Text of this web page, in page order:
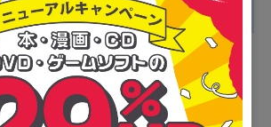
ため自宅から出ずに利用できる
オフが展開するネット店舗が「ブッ
です。